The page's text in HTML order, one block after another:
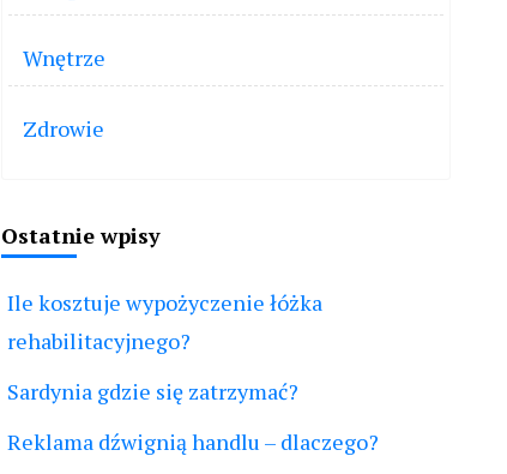
Wnętrze
Zdrowie
Ostatnie wpisy
Ile kosztuje wypożyczenie łóżka
rehabilitacyjnego?
Sardynia gdzie się zatrzymać?
Reklama dźwignią handlu – dlaczego?